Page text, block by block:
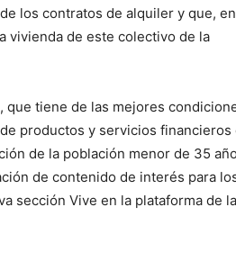
los contratos de alquiler y que, en
vivienda de este colectivo de la
que tiene de las mejores
productos y servicios financieros
de la población menor de 35
de contenido de interés para
sección Vive en la plataforma de la